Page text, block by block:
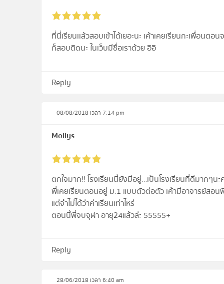
ที่นี่เรียนเเล้วสอบเข้าได้เยอะนะ เค้าเคยเรียนกะเพื่อนตอน
ก็สอบติดนะ ในเว็บมีชื่อเราด้วย อิอิ
Reply
08/08/2018 เวลา 7:14 pm
Mollys
ตกใจมาก!! โรงเรียนนี้ยังมีอยู่…เป็นโรงเรียนที่ดีมากๆนะ
พี่เคยเรียนตอนอยู่ ม.1 แบบตัวต่อตัว เค้ามีอาจารย์สอน
แต่จำไม่ได้ว่าค่าเรียนเท่าไหร่
ตอนนี้พี่จบจุฬา อายุ24แล้วล่ะ 55555+
Reply
28/06/2018 เวลา 6:40 am